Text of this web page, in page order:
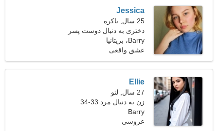
Jessica
25 سال, باکره
دختری به دنبال دوست پسر
26-33
Barry، بریتانیا
عشق واقعی
Ellie
27 سال, لئو
زن به دنبال مرد 33-34
Barry
عروسی